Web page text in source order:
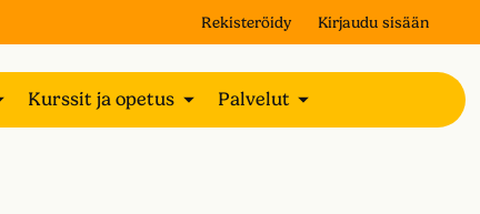
Rekisteröidy Kirjaudu sisään
Kurssit ja opetus Palvelut